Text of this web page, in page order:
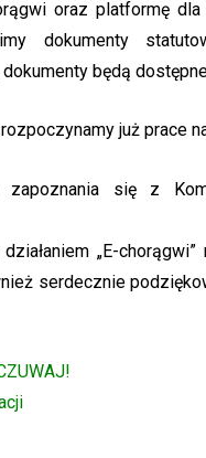
oraz platformę
dokumenty
będą dostępne
już prace
się z
„E-
serdecznie